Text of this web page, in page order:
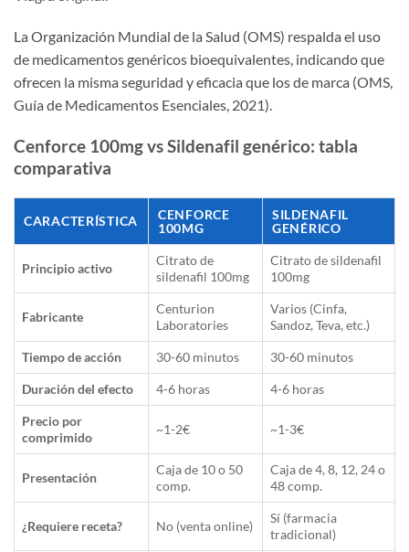
La Organización Mundial de la Salud (OMS) respalda el uso
de medicamentos genéricos bioequivalentes, indicando que
ofrecen la misma seguridad y eficacia que los de marca (OMS,
Guía de Medicamentos Esenciales, 2021).
Cenforce 100mg vs Sildenafil genérico: tabla
comparativa
CARACTERÍSTICA
CENFORCE
100MG
SILDENAFIL
GENÉRICO
Principio activo
Citrato de
sildenafil 100mg
Citrato de sildenafil
100mg
Fabricante
Centurion
Laboratories
Varios (Cinfa,
Sandoz, Teva, etc.)
Tiempo de acción 30-60 minutos 30-60 minutos
Duración del efecto 4-6 horas 4-6 horas
Precio por
comprimido
~1-2€ ~1-3€
Presentación
Caja de 10 o 50
comp.
Caja de 4, 8, 12, 24 o
48 comp.
¿Requiere receta? No (venta online)
Sí (farmacia
tradicional)